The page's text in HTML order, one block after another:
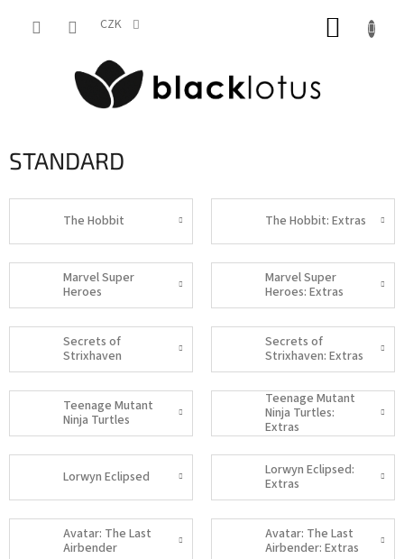
CZK
STANDARD
The Hobbit The Hobbit: Extras
Marvel Super
Heroes
Marvel Super
Heroes: Extras
Secrets of
Strixhaven
Secrets of
Strixhaven: Extras
Teenage Mutant
Ninja Turtles
Teenage Mutant
Ninja Turtles:
Extras
Lorwyn Eclipsed
Lorwyn Eclipsed:
Extras
Avatar: The Last
Airbender
Avatar: The Last
Airbender: Extras